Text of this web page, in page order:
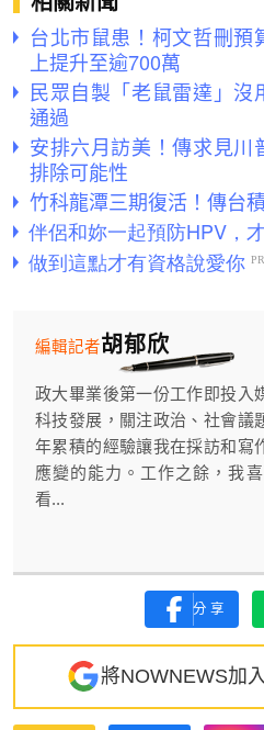
台北市鼠患！柯文哲刪
上提升至逾700萬
民眾自製「老鼠雷達」
通過
安排六月訪美！傳求見川
排除可能性
竹科龍潭三期復活！傳台
胡郁欣
編輯記者
政大畢業後第一份工作即投入
科技發展，關注政治、社會議
年累積的經驗讓我在採訪和寫
應變的能力。工作之餘，我
看...
分享
將NOWNEWS加